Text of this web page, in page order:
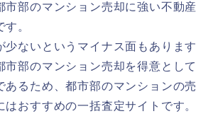
市部のマンション売却に強い不動産
。
少ないというマイナス面もあります
市部のマンション売却を得意として
あるため、都市部のマンションの売
おすすめの一括査定サイトです。